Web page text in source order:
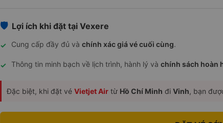
🛡️ Lợi ích khi đặt tại Vexere
✓ Cung cấp đầy đủ và chính xác giá vé cuối cùng.
✓ Thông tin minh bạch về lịch trình, hành lý và chính sách hoàn
Đặc biệt, khi đặt vé Vietjet Air từ Hồ Chí Minh đi Vinh, bạn